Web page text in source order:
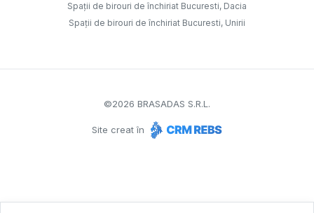
Spații de birouri de închiriat Bucuresti, Dacia
Spații de birouri de închiriat Bucuresti, Unirii
©2026 BRASADAS S.R.L.
Site creat în